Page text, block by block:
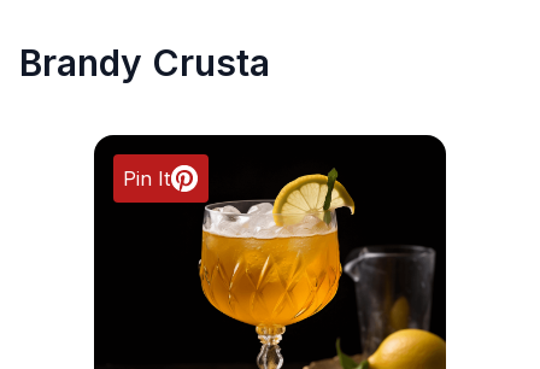
Brandy Crusta
Pin It